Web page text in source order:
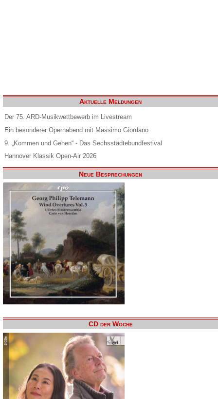
Aktuelle Meldungen
Der 75. ARD-Musikwettbewerb im Livestream
Ein besonderer Opernabend mit Massimo Giordano
9. „Kommen und Gehen“ - Das Sechsstädtebundfestival
Hannover Klassik Open-Air 2026
Neue Besprechungen
CD der Woche